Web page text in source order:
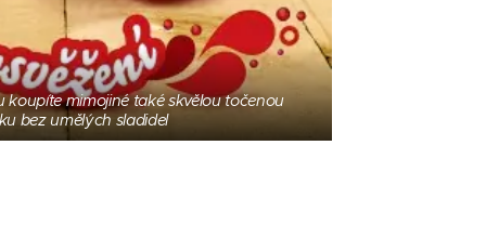
koupíte mimojiné také skvělou točenou
bez umělých sladidel